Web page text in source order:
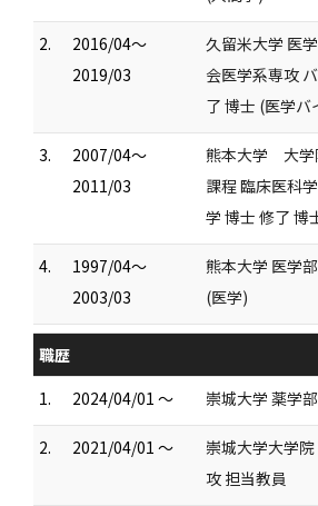
2.
2016/04～
2019/03
久留米大学 医
会医学系専攻
了 博士 (医学バ
3.
2007/04～
2011/03
熊本大学 大学
課程 臨床医科
学 博士 修了 博
4.
1997/04～
2003/03
熊本大学 医学
(医学)
職歴
1.
2024/04/01 ～ 崇城大学 薬学
2. 2021/04/01 ～
崇城大学大学
攻 担当教員